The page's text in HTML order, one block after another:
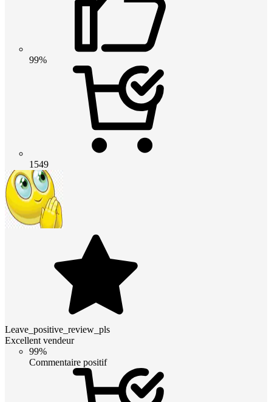
99%
1549
Leave_positive_review_pls
Excellent vendeur
99%
Commentaire positif